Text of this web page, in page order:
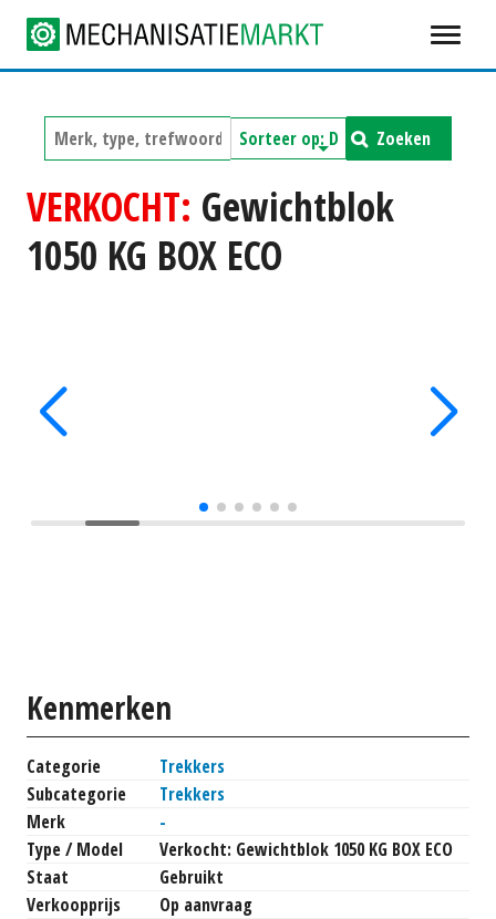
Zoeken
VERKOCHT: Gewichtblok
1050 KG BOX ECO
Kenmerken
Categorie
Trekkers
Subcategorie
Trekkers
Merk
-
Type / Model
Verkocht: Gewichtblok 1050 KG BOX ECO
Staat
Gebruikt
Verkoopprijs
Op aanvraag